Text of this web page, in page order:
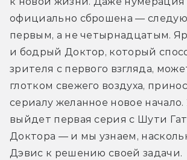
официально сброшена —
первым, а не четырнадцатым.
и бодрый Доктор, который
зрителя с первого взгляда,
глотком свежего воздуха,
сериалу желанное новое начало.
выйдет первая серия с Шути
Доктора — и мы узнаем,
Дэвис к решению своей задачи.